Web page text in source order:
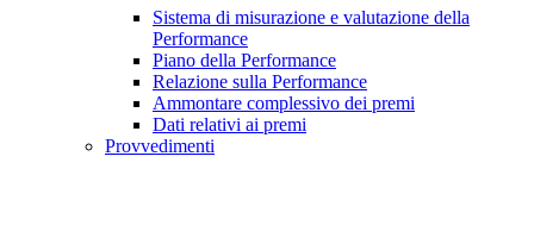
Sistema di misurazione e valutazione della
Performance
Piano della Performance
Relazione sulla Performance
Ammontare complessivo dei premi
Dati relativi ai premi
Provvedimenti